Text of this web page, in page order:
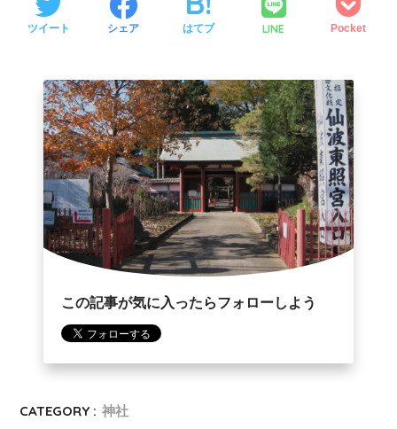
ツイート シェア はてブ LINE Pocket
この記事が気に入ったらフォローしよう
CATEGORY : 神社